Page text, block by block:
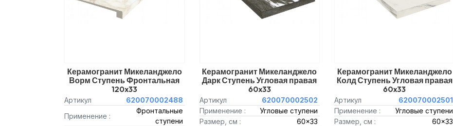
Керамогранит Микеланджело
Ворм Ступень Фронтальная
120x33
Артикул
620070002488
Применение :
Фронтальные
ступени
Керамогранит Микеланджело
Дарк Ступень Угловая правая
60x33
Артикул
620070002502
Применение :
Угловые ступени
Размер, см :
60x33
Керамогранит Микеланджело
Колд Ступень Угловая правая
60x33
Артикул
620070002501
Применение :
Угловые ступени
Размер, см :
60x33